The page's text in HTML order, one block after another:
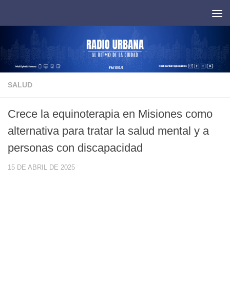
SALUD
Crece la equinoterapia en Misiones como
alternativa para tratar la salud mental y a
personas con discapacidad
15 DE ABRIL DE 2025